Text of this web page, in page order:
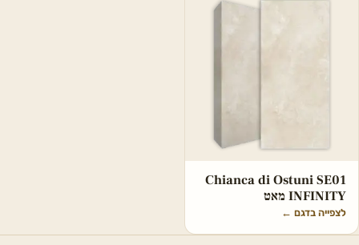
Chianca di Ostuni SE01
INFINITY מאט
לצפייה בדגם ←